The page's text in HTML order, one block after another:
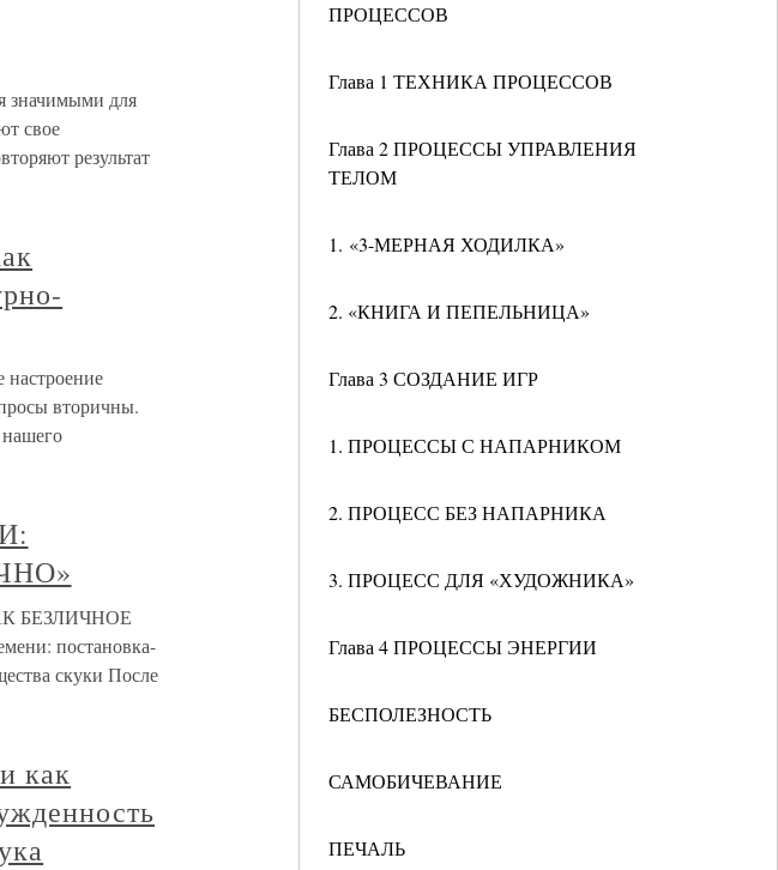
ПРОЦЕССОВ
Глава 1 ТЕХНИКА ПРОЦЕССОВ
Глава 2 ПРОЦЕССЫ УПРАВЛЕНИЯ
ТЕЛОМ
1. «3-МЕРНАЯ ХОДИЛКА»
2. «КНИГА И ПЕПЕЛЬНИЦА»
Глава 3 СОЗДАНИЕ ИГР
1. ПРОЦЕССЫ С НАПАРНИКОМ
2. ПРОЦЕСС БЕЗ НАПАРНИКА
3. ПРОЦЕСС ДЛЯ «ХУДОЖНИКА»
Глава 4 ПРОЦЕССЫ ЭНЕРГИИ
БЕСПОЛЕЗНОСТЬ
САМОБИЧЕВАНИЕ
ПЕЧАЛЬ
для
свое
результат
настроение
вторичны.
БЕЗЛИЧНОЕ
постановка-
скуки После
как